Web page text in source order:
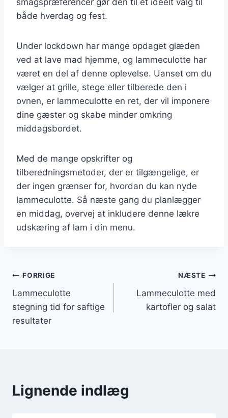
både hverdag og fest.
Under lockdown har mange opdaget glæden
ved at lave mad hjemme, og lammeculotte har
været en del af denne oplevelse. Uanset om du
vælger at grille, stege eller tilberede den i
ovnen, er lammeculotte en ret, der vil imponere
dine gæster og skabe minder omkring
middagsbordet.
Med de mange opskrifter og
tilberedningsmetoder, der er tilgængelige, er
der ingen grænser for, hvordan du kan nyde
lammeculotte. Så næste gang du planlægger
en middag, overvej at inkludere denne lækre
udskæring af lam i din menu.
Indlægsnavigation
FORRIGE
Lammeculotte
stegning tid for saftige
resultater
NÆSTE
Lammeculotte med
kartofler og salat
Lignende indlæg